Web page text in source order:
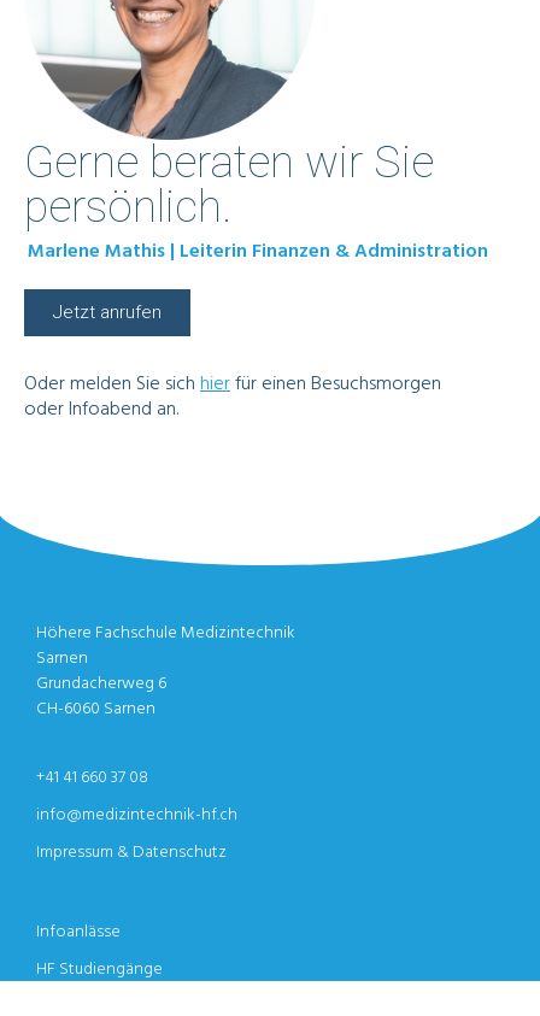
Gerne beraten wir Sie
persönlich.
Marlene Mathis | Leiterin Finanzen & Administration
Jetzt anrufen
Oder melden Sie sichhierfür einen Besuchsmorgen
oder Infoabend an.
Höhere Fachschule Medizintechnik
Sarnen
Grundacherweg 6
CH-6060 Sarnen
+41 41 660 37 08
info@medizintechnik-hf.ch
Impressum & Datenschutz
Infoanlässe
HF Studiengänge